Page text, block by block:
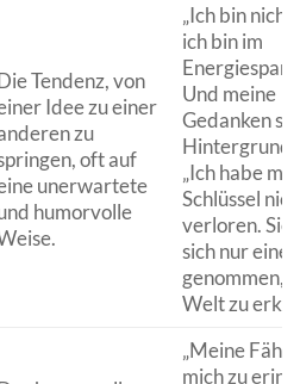
Tendenz, von
Idee zu einer
zu
oft auf
unerwartete
humorvolle
„Ich bin nicht
ich bin im
Und meine
Gedanken
„Ich habe
Schlüssel
verloren. Sie
sich nur eine
genommen,
Welt zu
„Meine
mich zu